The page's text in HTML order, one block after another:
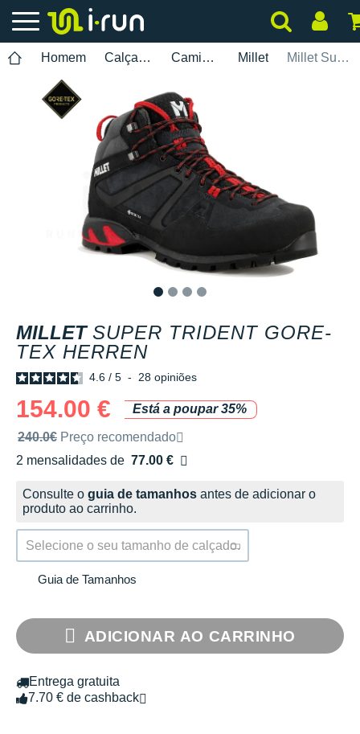
Homem Calçados Caminhada Millet Millet Super Trident Gore-Tex Herren
MILLET SUPER TRIDENT GORE-
TEX HERREN
4.6 / 5 - 28 opiniões
154.00 €
Está a poupar 35%
Preço de venda recomendado pela marca
240.0€ Preço recomendado
2 mensalidades de 77.00 €
sem custos
Consulte o guia de tamanhos antes de adicionar o
produto ao carrinho.
Selecione o seu tamanho de calçado.
Guia de Tamanhos
ADICIONAR AO CARRINHO
Entrega gratuita
7.70 € de cashback